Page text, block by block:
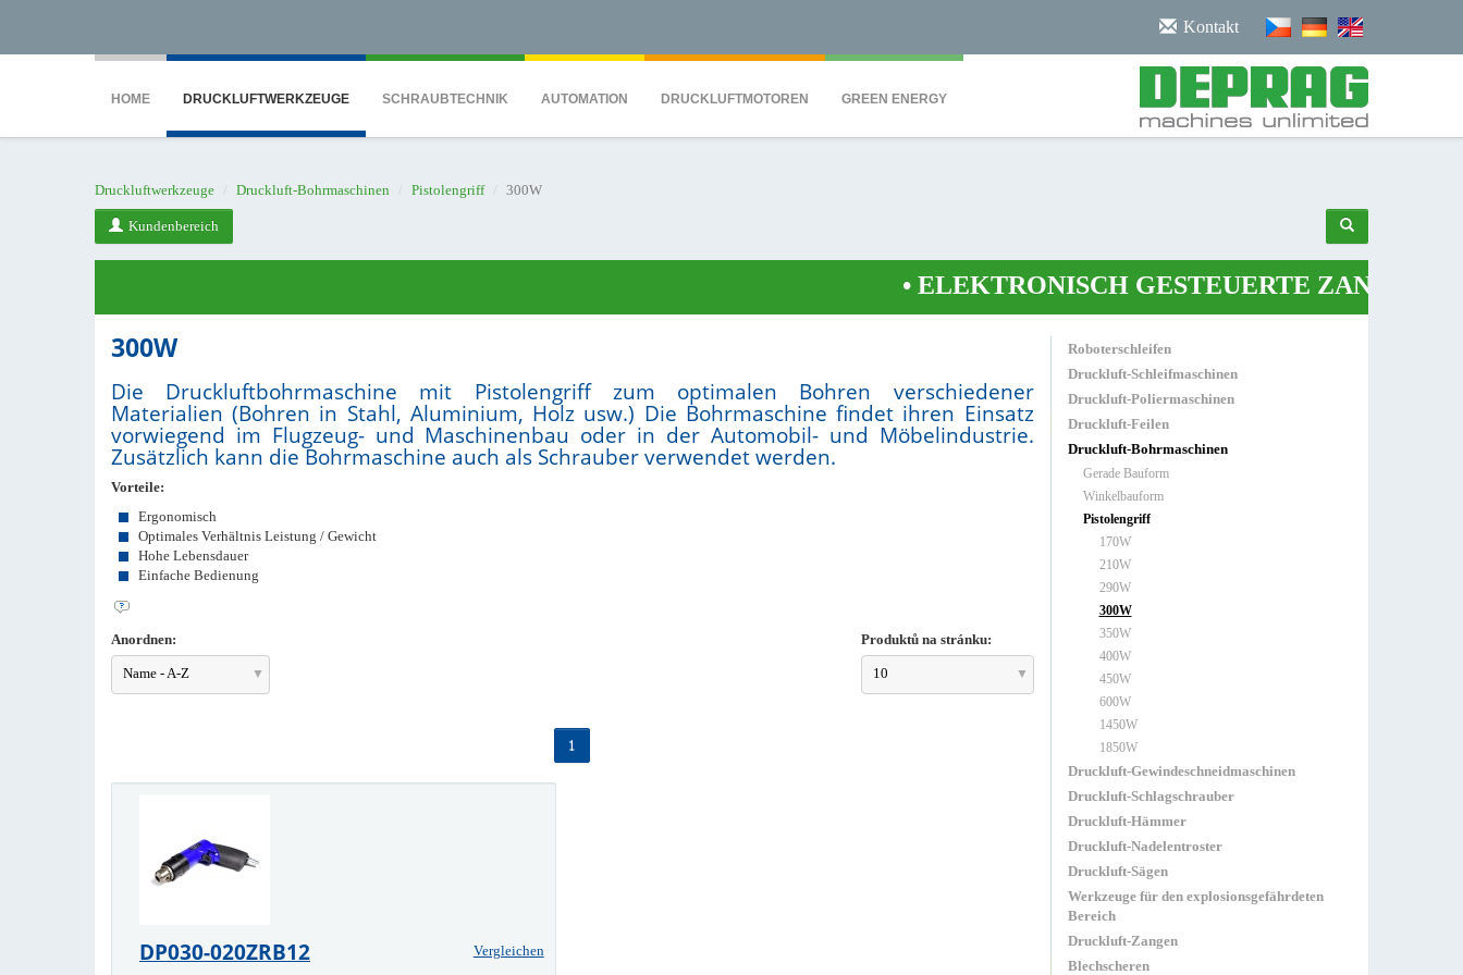
Kontakt
HOME DRUCKLUFTWERKZEUGE SCHRAUBTECHNIK AUTOMATION DRUCKLUFTMOTOREN GREEN ENERGY
Druckluftwerkzeuge Druckluft-Bohrmaschinen Pistolengriff 300W
Kundenbereich
ELEKTRONISCH GESTEUERTE ZANGE•
300W
Die Druckluftbohrmaschine mit Pistolengriff zum optimalen Bohren verschiedener
Materialien (Bohren in Stahl, Aluminium, Holz usw.) Die Bohrmaschine findet ihren Einsatz
vorwiegend im Flugzeug- und Maschinenbau oder in der Automobil- und Möbelindustrie.
Zusätzlich kann die Bohrmaschine auch als Schrauber verwendet werden.
Vorteile:
Ergonomisch
Optimales Verhältnis Leistung / Gewicht
Hohe Lebensdauer
Einfache Bedienung
Anordnen:
Name - A-Z
Produktů na stránku:
10
1
DP030-020ZRB12 Vergleichen
Roboterschleifen
Druckluft-Schleifmaschinen
Druckluft-Poliermaschinen
Druckluft-Feilen
Druckluft-Bohrmaschinen
Gerade Bauform
Winkelbauform
Pistolengriff
170W
210W
290W
300W
350W
400W
450W
600W
1450W
1850W
Druckluft-Gewindeschneidmaschinen
Druckluft-Schlagschrauber
Druckluft-Hämmer
Druckluft-Nadelentroster
Druckluft-Sägen
Werkzeuge für den explosionsgefährdeten
Bereich
Druckluft-Zangen
Blechscheren